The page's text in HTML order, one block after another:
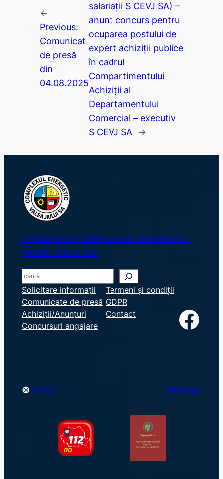
←
Previous:
Comunicat
de presă
din
04.08.2025
salariații S CEVJ SA) –
anunț concurs pentru
ocuparea postului de
expert achiziții publice
în cadrul
Compartimentului
Achiziții al
Departamentului
Comercial – executiv
S CEVJ SA
→
SOCIETATEA COMPLEXUL ENERGETIC
VALEA JIULUI S.A.
S
e
a
r
c
Solicitare informații
Comunicate de presă
Achiziții/Anunțuri
Concursuri angajare
Termeni și condiții
GDPR
Contact
Facebook
© CEVJ Sitemap